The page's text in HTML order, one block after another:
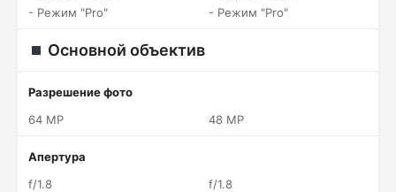
- Режим "Pro"
- Режим "Pro"
Основной объектив
Разрешение фото
64 MP
48 MP
Апертура
f/1.8
f/1.8